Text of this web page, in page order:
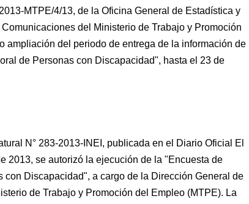
MTPE/4/13, de la Oficina General de Estadística y
del Ministerio de Trabajo y Promoción
ampliación del periodo de entrega de la información de
de Personas con Discapacidad", hasta el 23 de
N° 283-2013-INEI, publicada en el Diario Oficial El
2013, se autorizó la ejecución de la "Encuesta de
con Discapacidad", a cargo de la Dirección General de
de Trabajo y Promoción del Empleo (MTPE). La